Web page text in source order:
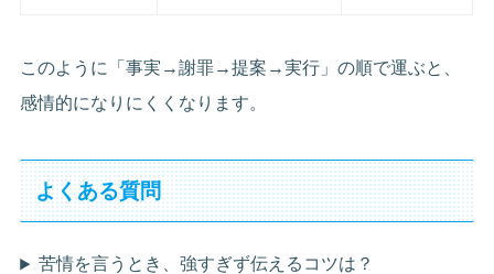
このように「事実→謝罪→提案→実行」の順で運ぶと、
感情的になりにくくなります。
よくある質問
苦情を言うとき、強すぎず伝えるコツは？